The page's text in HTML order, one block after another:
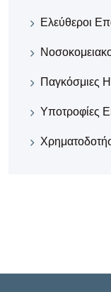
Ελεύθεροι
Παγκόσμιες
Υποτροφίες